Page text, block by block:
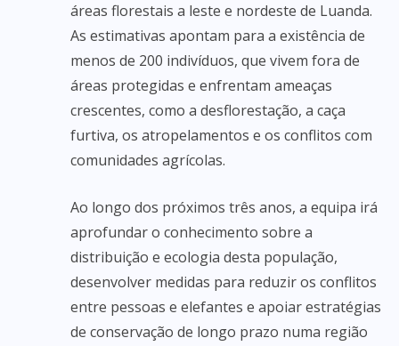
áreas florestais a leste e nordeste de Luanda.
As estimativas apontam para a existência de
menos de 200 indivíduos, que vivem fora de
áreas protegidas e enfrentam ameaças
crescentes, como a desflorestação, a caça
furtiva, os atropelamentos e os conflitos com
comunidades agrícolas.
Ao longo dos próximos três anos, a equipa irá
aprofundar o conhecimento sobre a
distribuição e ecologia desta população,
desenvolver medidas para reduzir os conflitos
entre pessoas e elefantes e apoiar estratégias
de conservação de longo prazo numa região